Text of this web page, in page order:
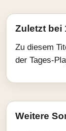
Zuletzt bei
Zu diesem
der Tages-
Weitere